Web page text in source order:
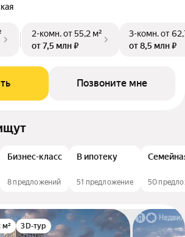
2-комн.от 55,2 м²
от 7,5 млн ₽
3-комн.от
от 8,5 млн ₽
Позвоните мне
Бизнес-класс
8 предложений
В ипотеку
51 предложение 50
м² 3D-тур